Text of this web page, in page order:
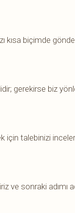
kısa biçimde
gerekirse biz
için talebinizi
sonraki adımı